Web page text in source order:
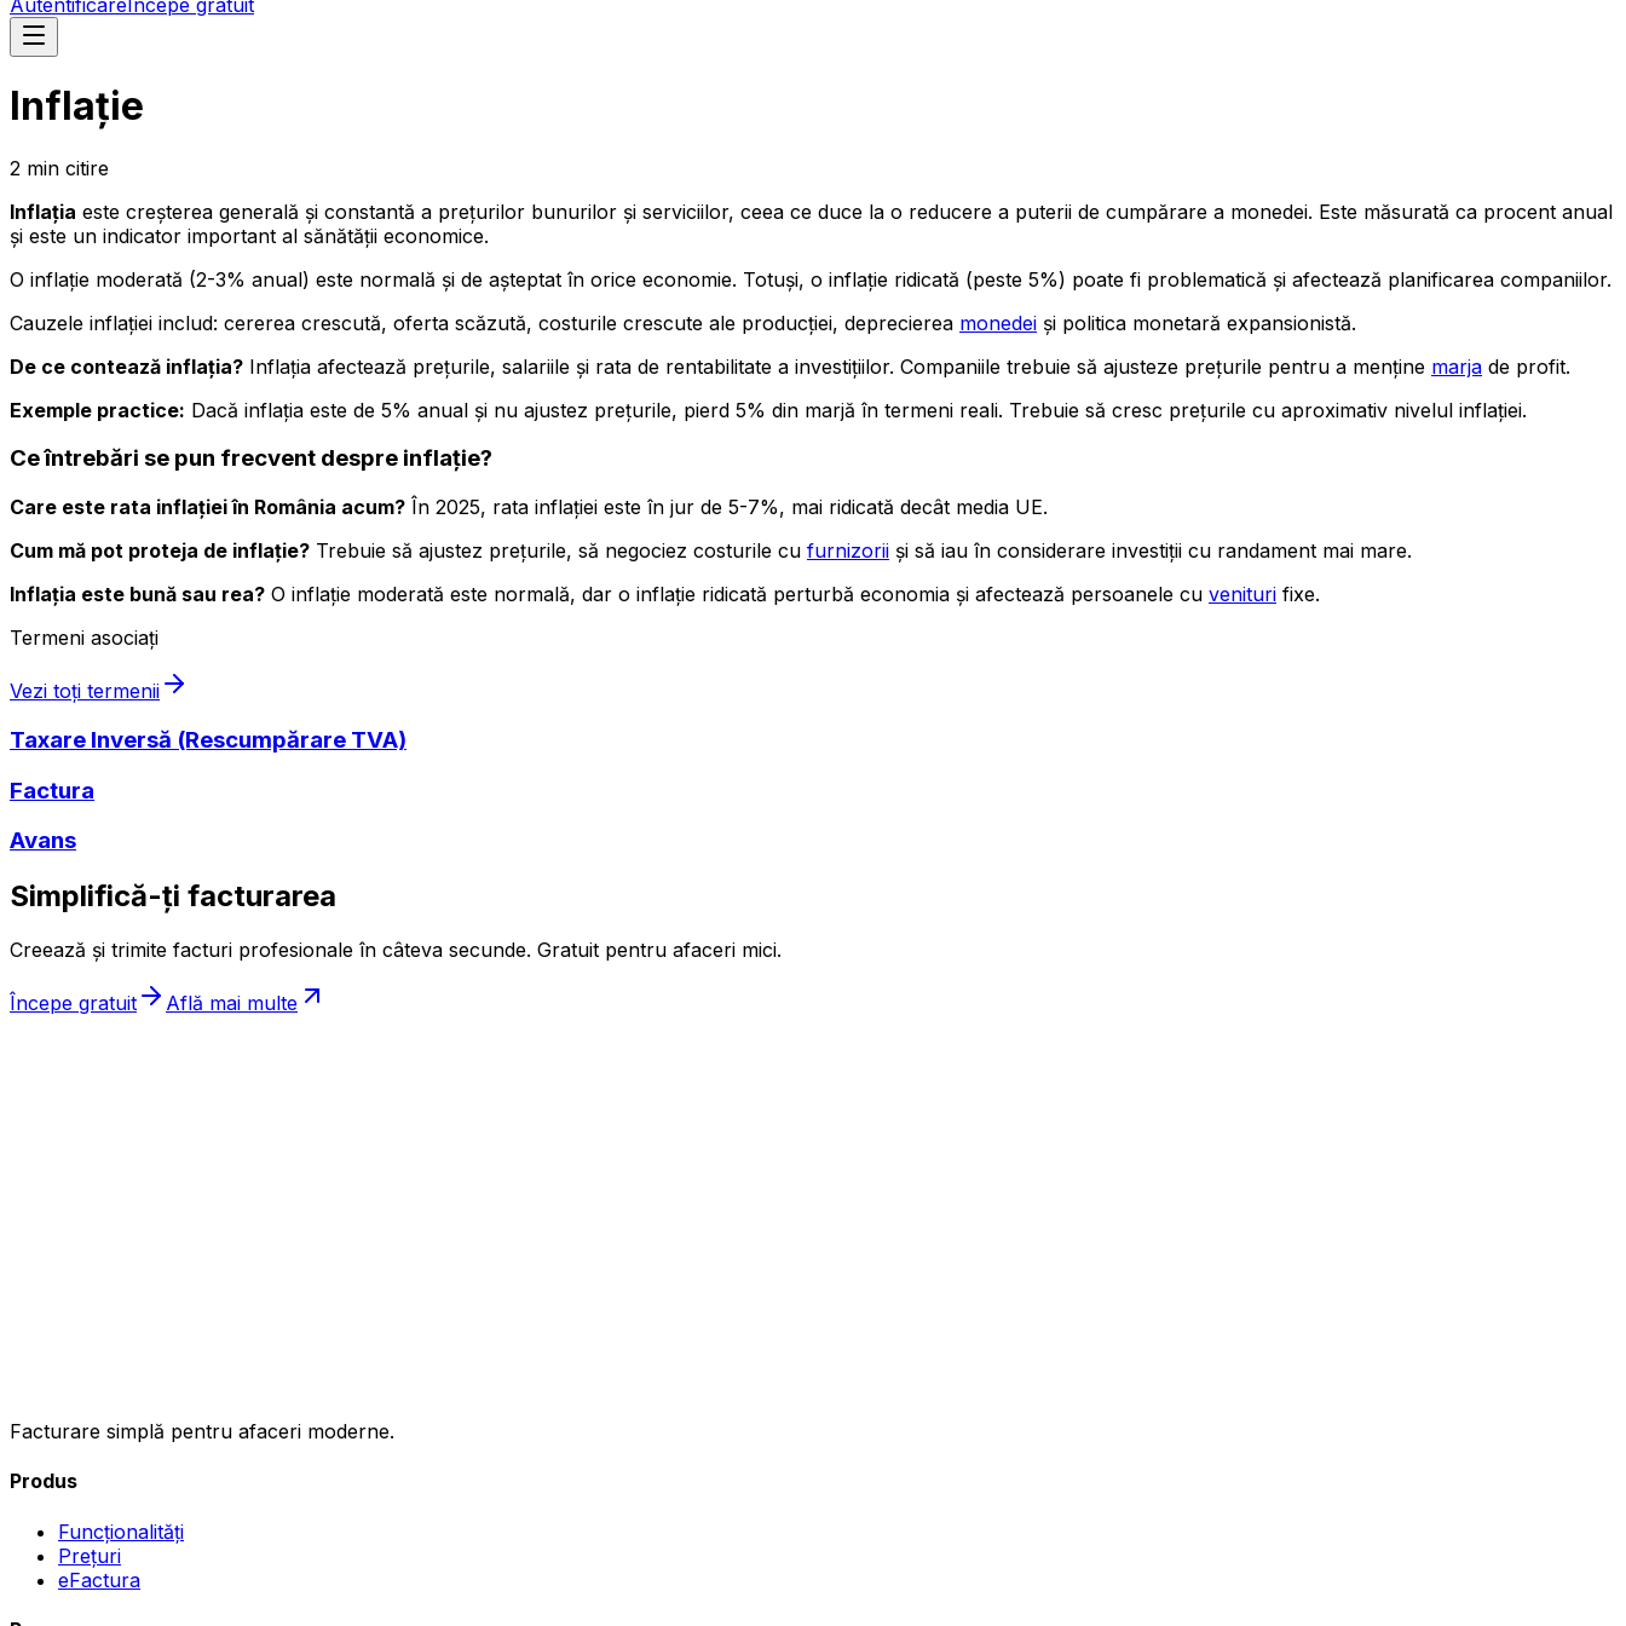
Inflație
2 min citire
Inflația este creșterea generală și constantă a prețurilor bunurilor și serviciilor, ceea ce duce la o reducere a puterii de cumpărare a monedei. Este măsurată ca procent anual
și este un indicator important al sănătății economice.
O inflație moderată (2-3% anual) este normală și de așteptat în orice economie. Totuși, o inflație ridicată (peste 5%) poate fi problematică și afectează planificarea companiilor.
Cauzele inflației includ: cererea crescută, oferta scăzută, costurile crescute ale producției, deprecierea monedei și politica monetară expansionistă.
De ce contează inflația? Inflația afectează prețurile, salariile și rata de rentabilitate a investițiilor. Companiile trebuie să ajusteze prețurile pentru a menține marja de profit.
Exemple practice: Dacă inflația este de 5% anual și nu ajustez prețurile, pierd 5% din marjă în termeni reali. Trebuie să cresc prețurile cu aproximativ nivelul inflației.
Ce întrebări se pun frecvent despre inflație?
Care este rata inflației în România acum? În 2025, rata inflației este în jur de 5-7%, mai ridicată decât media UE.
Cum mă pot proteja de inflație? Trebuie să ajustez prețurile, să negociez costurile cu furnizorii și să iau în considerare investiții cu randament mai mare.
Inflația este bună sau rea? O inflație moderată este normală, dar o inflație ridicată perturbă economia și afectează persoanele cu venituri fixe.
Termeni asociați
Vezi toți termenii
Taxare Inversă (Rescumpărare TVA)
Factura
Avans
Simplifică-ți facturarea
Creează și trimite facturi profesionale în câteva secunde. Gratuit pentru afaceri mici.
Începe gratuit Află mai multe
Facturare simplă pentru afaceri moderne.
Produs
Funcționalități
Prețuri
eFactura